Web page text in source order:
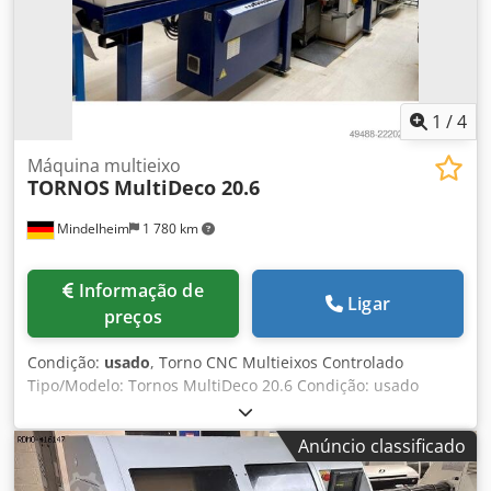
1.400 x 1.950 mm Peso: aprox. 7.200 kg
1 /4
Mindelheim 1 780 km
Máquina multieixo
TORNOS MultiDeco 20.6
preços
Ligar
Condição: usado, Torno CNC Multieixos Controlado
Tipo/Modelo: Tornos MultiDeco 20.6 Condição: usado
Horas de funcionamento: 45.300 h Barras: Ø 5-22 mm
Comprimento máximo da peça sem operação secundária:
100 mm Comprimento máximo da peça com operação
secundária: 80 mm Velocidade máxima de rotação do
Anúncio classificado